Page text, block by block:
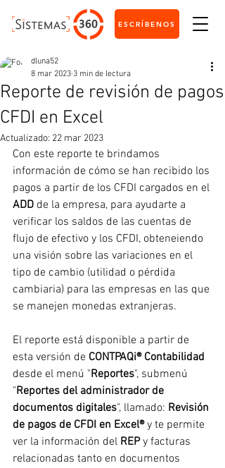
ESCRÍBENOS
Reporte de revisión de pagos
CFDI en Excel
dluna52
8 mar 2023 3 min de lectura
Actualizado: 22 mar 2023
Con este reporte te brindamos
información de cómo se han recibido los
pagos a partir de los CFDI cargados en el
ADD de la empresa, para ayudarte a
verificar los saldos de las cuentas de
flujo de efectivo y los CFDI, obteneiendo
una visión sobre las variaciones en el
tipo de cambio (utilidad o pérdida
cambiaria) para las empresas en las que
se manejen monedas extranjeras.
El reporte está disponible a partir de
esta versión de CONTPAQi® Contabilidad
desde el menú "Reportes", submenú
"Reportes del administrador de
documentos digitales", llamado: Revisión
de pagos de CFDI en Excel® y te permite
ver la información del REP y facturas
relacionadas tanto en documentos